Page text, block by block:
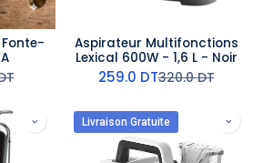
Fonte-
Aspirateur Multifonctions
Lexical 600W - 1,6 L - Noir
259.0 DT320.0DT
Livraison Gratuite